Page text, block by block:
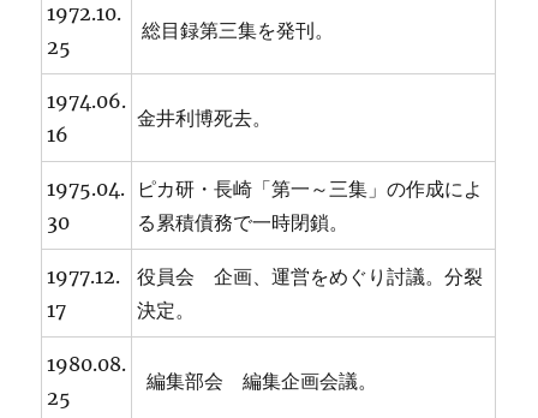
1972.10.
25
総目録第三集を発刊。
1974.06.
16
金井利博死去。
1975.04.
30
ピカ研・長崎「第一～三集」の作成によ
る累積債務で一時閉鎖。
1977.12.
17
役員会 企画、運営をめぐり討議。分裂
決定。
1980.08.
25
編集部会 編集企画会議。